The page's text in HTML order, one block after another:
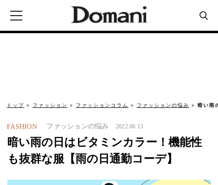
トップ ファッション ファッションコラム ファッションの悩み 暗い雨
FASHION ファッションの悩み 2022.06.13
暗い雨の日はビタミンカラー！機能性
も抜群な服【雨の日通勤コーデ】